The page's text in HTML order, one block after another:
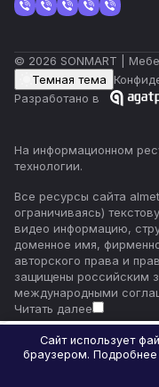
Главная Каталог
© 2026 SONMART |
Темная тема
Разработано в
На информационном
технологии.
Все ресурсы сайта
ограничиваясь)
видео информацию,
доменное имя,
авторского права и
защищены российским
международными
Читать далее
Сайт использует
браузером.